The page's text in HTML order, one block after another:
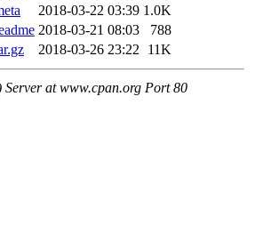
2018-03-22 03:39 1.0K
2018-03-21 08:03
788
2018-03-26 23:22 11K
at www.cpan.org Port 80